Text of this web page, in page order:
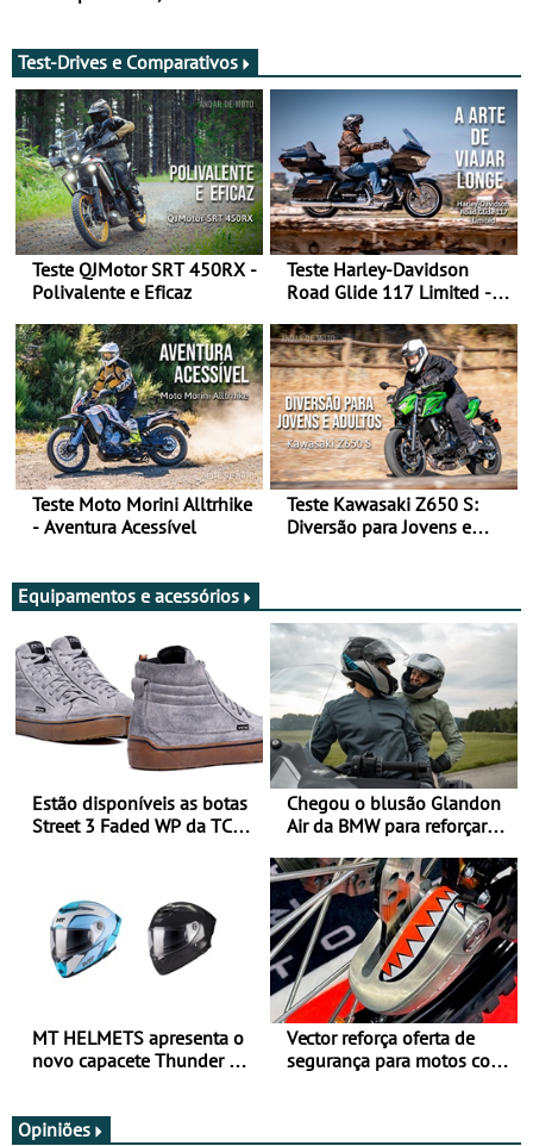
Test-Drives e Comparativos
Teste QJMotor SRT 450RX -
Polivalente e Eficaz
Teste Harley-Davidson
Road Glide 117 Limited - A
Teste Moto Morini Alltrhike
- Aventura Acessível
Teste Kawasaki Z650 S:
Diversão para Jovens e
Equipamentos e acessórios
Estão disponíveis as botas
Street 3 Faded WP da TCX
Chegou o blusão Glandon
Air da BMW para reforçar
verão
MT HELMETS apresenta o
novo capacete Thunder 4 R
Vector reforça oferta de
segurança para motos com
Opiniões